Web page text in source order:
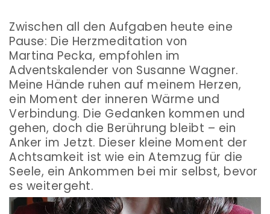
Zwischen all den Aufgaben heute eine
Pause: Die Herzmeditation von
Martina Pecka, empfohlen im
Adventskalender von Susanne Wagner.
Meine Hände ruhen auf meinem Herzen,
ein Moment der inneren Wärme und
Verbindung. Die Gedanken kommen und
gehen, doch die Berührung bleibt – ein
Anker im Jetzt. Dieser kleine Moment der
Achtsamkeit ist wie ein Atemzug für die
Seele, ein Ankommen bei mir selbst, bevor
es weitergeht.